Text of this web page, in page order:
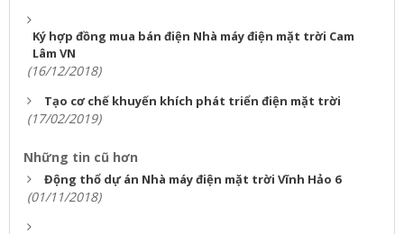
Ký hợp đồng mua bán điện Nhà máy điện mặt trời Cam
Lâm VN
(16/12/2018)
Tạo cơ chế khuyến khích phát triển điện mặt trời
(17/02/2019)
Những tin cũ hơn
Động thổ dự án Nhà máy điện mặt trời Vĩnh Hảo 6
(01/11/2018)